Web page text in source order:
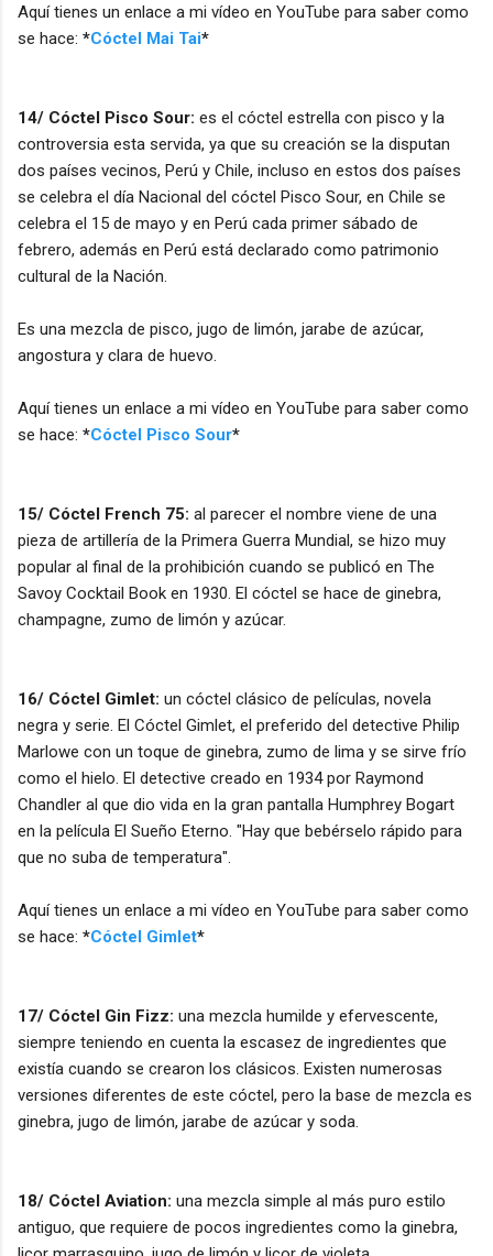
Aquí tienes un enlace a mi vídeo en YouTube para saber como
se hace: *Cóctel Mai Tai*
14/ Cóctel Pisco Sour: es el cóctel estrella con pisco y la
controversia esta servida, ya que su creación se la disputan
dos países vecinos, Perú y Chile, incluso en estos dos países
se celebra el día Nacional del cóctel Pisco Sour, en Chile se
celebra el 15 de mayo y en Perú cada primer sábado de
febrero, además en Perú está declarado como patrimonio
cultural de la Nación.
Es una mezcla de pisco, jugo de limón, jarabe de azúcar,
angostura y clara de huevo.
Aquí tienes un enlace a mi vídeo en YouTube para saber como
se hace: *Cóctel Pisco Sour*
15/ Cóctel French 75: al parecer el nombre viene de una
pieza de artillería de la Primera Guerra Mundial, se hizo muy
popular al final de la prohibición cuando se publicó en The
Savoy Cocktail Book en 1930. El cóctel se hace de ginebra,
champagne, zumo de limón y azúcar.
16/ Cóctel Gimlet: un cóctel clásico de películas, novela
negra y serie. El Cóctel Gimlet, el preferido del detective Philip
Marlowe con un toque de ginebra, zumo de lima y se sirve frío
como el hielo. El detective creado en 1934 por Raymond
Chandler al que dio vida en la gran pantalla Humphrey Bogart
en la película El Sueño Eterno. "Hay que bebérselo rápido para
que no suba de temperatura".
Aquí tienes un enlace a mi vídeo en YouTube para saber como
se hace: *Cóctel Gimlet*
17/ Cóctel Gin Fizz: una mezcla humilde y efervescente,
siempre teniendo en cuenta la escasez de ingredientes que
existía cuando se crearon los clásicos. Existen numerosas
versiones diferentes de este cóctel, pero la base de mezcla es
ginebra, jugo de limón, jarabe de azúcar y soda.
18/ Cóctel Aviation: una mezcla simple al más puro estilo
antiguo, que requiere de pocos ingredientes como la ginebra,